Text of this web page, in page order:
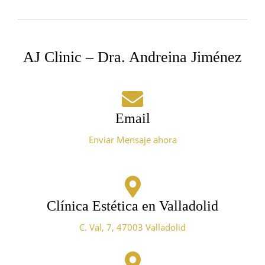
AJ Clinic – Dra. Andreina Jiménez
Email
Enviar Mensaje ahora
Clínica Estética en Valladolid
C. Val, 7, 47003 Valladolid